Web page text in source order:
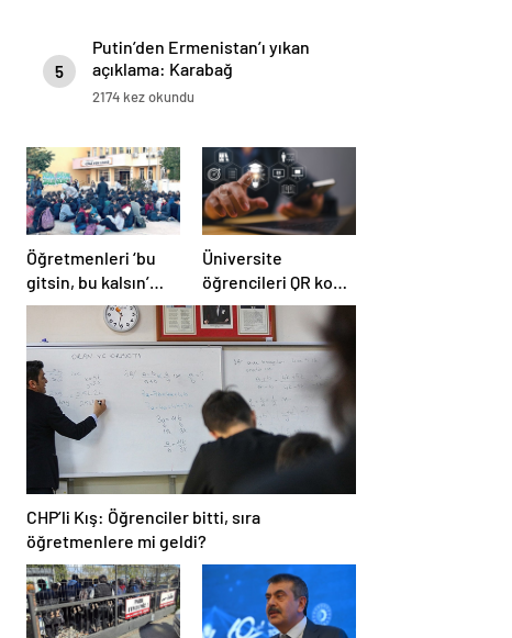
5
Putin’den Ermenistan’ı yıkan
açıklama: Karabağ
Azerbaycan’ın ayrılmaz bir
2174 kez okundu
Öğretmenleri ‘bu
gitsin, bu kalsın’
diye kim listeledi?
Üniversite
öğrencileri QR kodla
fişlenecek!
CHP’li Kış: Öğrenciler bitti, sıra
öğretmenlere mi geldi?